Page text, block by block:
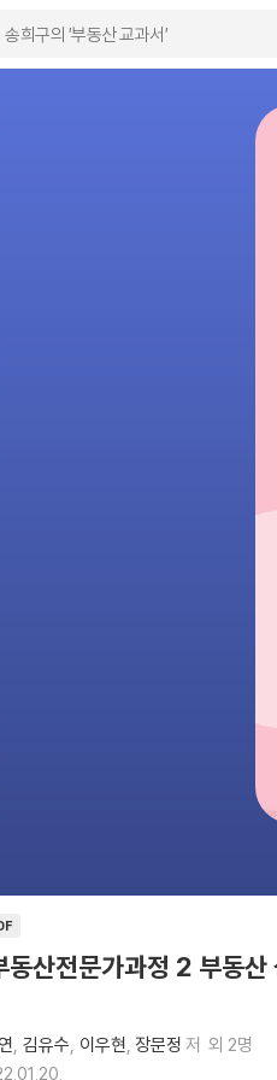
동산전문가과정 2 부동산
김유수 이우현 장문정 저 외 2명